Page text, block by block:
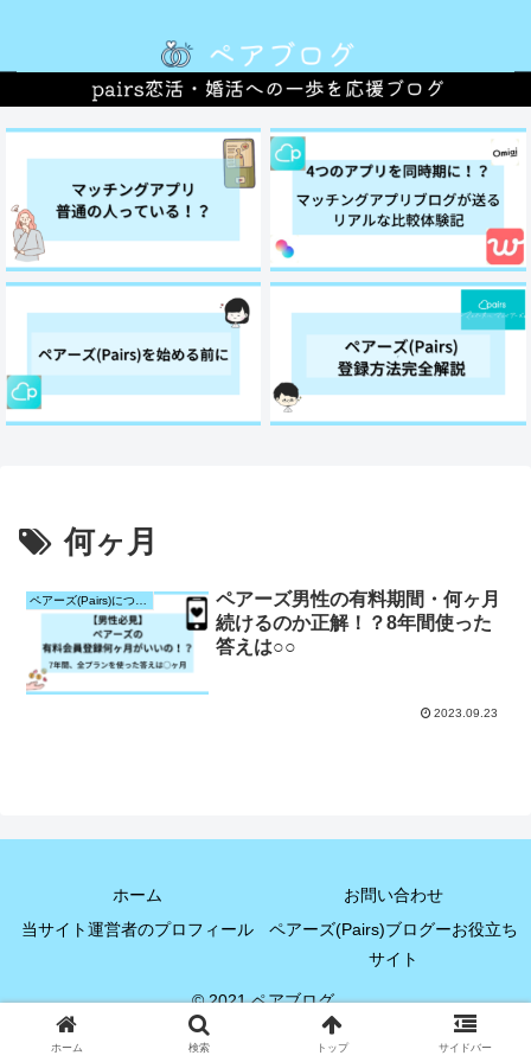
何ヶ月
ペアーズ(Pairs)について
ペアーズ男性の有料期間・何ヶ月
続けるのか正解！？8年間使った
答えは○○
2023.09.23
ホーム
お問い合わせ
当サイト運営者のプロフィール
ペアーズ(Pairs)ブログーお役立ち
サイト
© 2021 ペアブログ.
ホーム 検索 トップ サイドバー